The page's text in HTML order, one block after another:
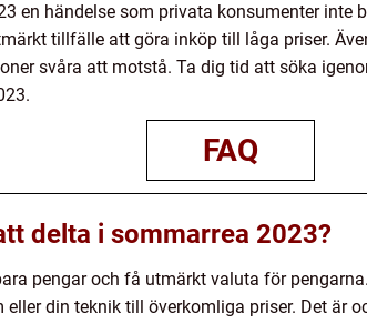
en händelse som privata konsumenter inte
tillfälle att göra inköp till låga priser.
svåra att motstå. Ta dig tid att söka
FAQ
delta i sommarrea 2023?
pengar och få utmärkt valuta för
din teknik till överkomliga priser. Det är